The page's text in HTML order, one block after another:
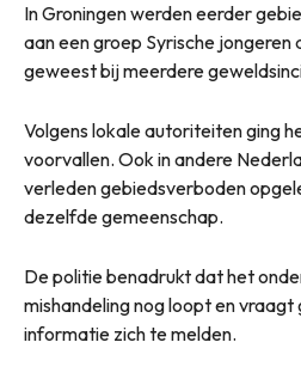
In Groningen werden eerder
aan een groep Syrische jongeren
geweest bij meerdere
Volgens lokale autoriteiten ging
voorvallen. Ook in andere
verleden gebiedsverboden
dezelfde gemeenschap.
De politie benadrukt dat het
mishandeling nog loopt en
informatie zich te melden.